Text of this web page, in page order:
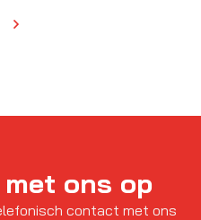
ons op
contact met ons